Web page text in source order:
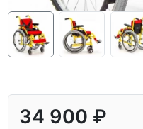
34 900 ₽